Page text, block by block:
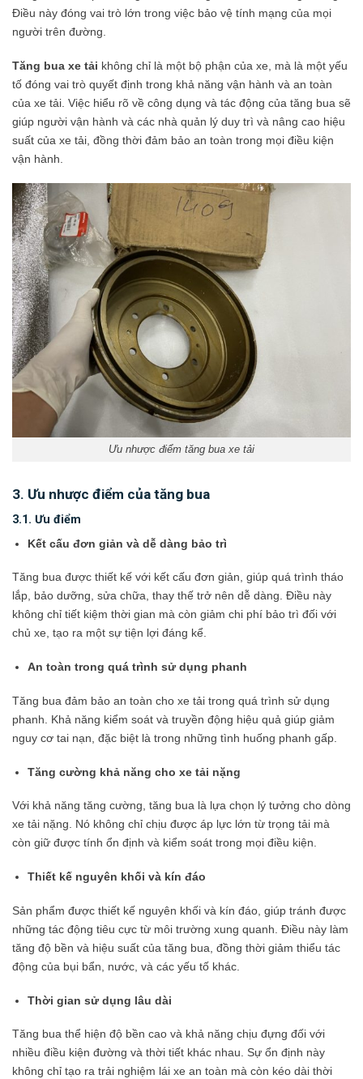
Điều này đóng vai trò lớn trong việc bảo vệ tính mạng của mọi
người trên đường.
Tăng bua xe tải không chỉ là một bộ phận của xe, mà là một yếu
tố đóng vai trò quyết định trong khả năng vận hành và an toàn
của xe tải. Việc hiểu rõ về công dụng và tác động của tăng bua sẽ
giúp người vận hành và các nhà quản lý duy trì và nâng cao hiệu
suất của xe tải, đồng thời đảm bảo an toàn trong mọi điều kiện
vận hành.
Ưu nhược điểm tăng bua xe tải
3. Ưu nhược điểm của tăng bua
3.1. Ưu điểm
Kết cấu đơn giản và dễ dàng bảo trì
Tăng bua được thiết kế với kết cấu đơn giản, giúp quá trình tháo
lắp, bảo dưỡng, sửa chữa, thay thế trở nên dễ dàng. Điều này
không chỉ tiết kiệm thời gian mà còn giảm chi phí bảo trì đối với
chủ xe, tạo ra một sự tiện lợi đáng kể.
An toàn trong quá trình sử dụng phanh
Tăng bua đảm bảo an toàn cho xe tải trong quá trình sử dụng
phanh. Khả năng kiểm soát và truyền động hiệu quả giúp giảm
nguy cơ tai nạn, đặc biệt là trong những tình huống phanh gấp.
Tăng cường khả năng cho xe tải nặng
Với khả năng tăng cường, tăng bua là lựa chọn lý tưởng cho dòng
xe tải nặng. Nó không chỉ chịu được áp lực lớn từ trọng tải mà
còn giữ được tính ổn định và kiểm soát trong mọi điều kiện.
Thiết kế nguyên khối và kín đáo
Sản phẩm được thiết kế nguyên khối và kín đáo, giúp tránh được
những tác động tiêu cực từ môi trường xung quanh. Điều này làm
tăng độ bền và hiệu suất của tăng bua, đồng thời giảm thiểu tác
động của bụi bẩn, nước, và các yếu tố khác.
Thời gian sử dụng lâu dài
Tăng bua thể hiện độ bền cao và khả năng chịu đựng đối với
nhiều điều kiện đường và thời tiết khác nhau. Sự ổn định này
không chỉ tạo ra trải nghiệm lái xe an toàn mà còn kéo dài thời